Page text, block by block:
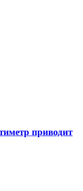
приводит